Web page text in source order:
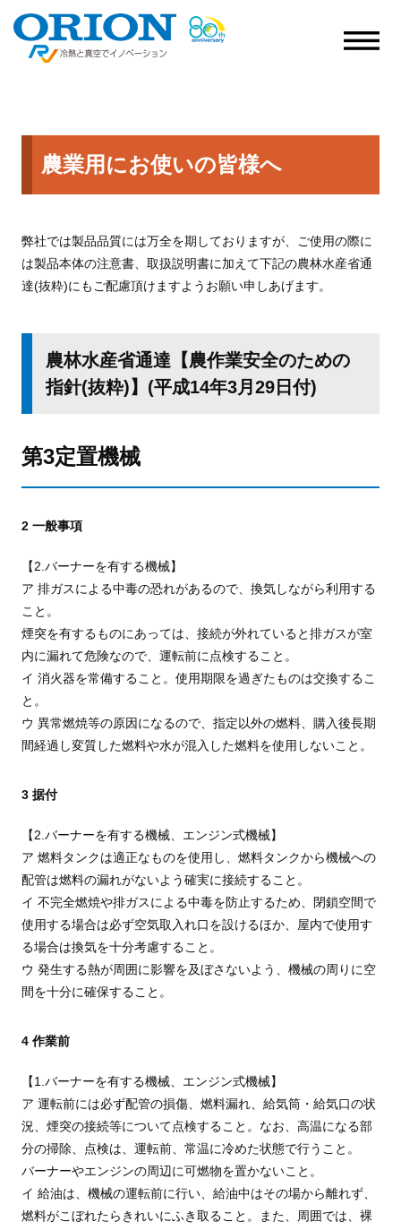
農業用にお使いの皆様へ
弊社では製品品質には万全を期しておりますが、ご使用の際に
は製品本体の注意書、取扱説明書に加えて下記の農林水産省通
達(抜粋)にもご配慮頂けますようお願い申しあげます。
農林水産省通達【農作業安全のための
指針(抜粋)】(平成14年3月29日付)
第3定置機械
2 一般事項
【2.バーナーを有する機械】
ア 排ガスによる中毒の恐れがあるので、換気しながら利用する
こと。
煙突を有するものにあっては、接続が外れていると排ガスが室
内に漏れて危険なので、運転前に点検すること。
イ 消火器を常備すること。使用期限を過ぎたものは交換するこ
と。
ウ 異常燃焼等の原因になるので、指定以外の燃料、購入後長期
間経過し変質した燃料や水が混入した燃料を使用しないこと。
3 据付
【2.バーナーを有する機械、エンジン式機械】
ア 燃料タンクは適正なものを使用し、燃料タンクから機械への
配管は燃料の漏れがないよう確実に接続すること。
イ 不完全燃焼や排ガスによる中毒を防止するため、閉鎖空間で
使用する場合は必ず空気取入れ口を設けるほか、屋内で使用す
る場合は換気を十分考慮すること。
ウ 発生する熱が周囲に影響を及ぼさないよう、機械の周りに空
間を十分に確保すること。
4 作業前
【1.バーナーを有する機械、エンジン式機械】
ア 運転前には必ず配管の損傷、燃料漏れ、給気筒・給気口の状
況、煙突の接続等について点検すること。なお、高温になる部
分の掃除、点検は、運転前、常温に冷めた状態で行うこと。
バーナーやエンジンの周辺に可燃物を置かないこと。
イ 給油は、機械の運転前に行い、給油中はその場から離れず、
燃料がこぼれたらきれいにふき取ること。また、周囲では、裸